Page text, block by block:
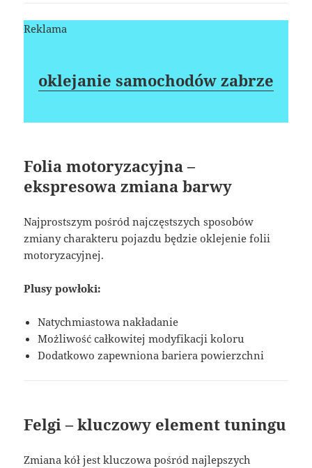
Reklama
oklejanie samochodów zabrze
Folia motoryzacyjna –
ekspresowa zmiana barwy
Najprostszym pośród najczęstszych sposobów
zmiany charakteru pojazdu będzie oklejenie folii
motoryzacyjnej.
Plusy powłoki:
Natychmiastowa nakładanie
Możliwość całkowitej modyfikacji koloru
Dodatkowo zapewniona bariera powierzchni
Felgi – kluczowy element tuningu
Zmiana kół jest kluczowa pośród najlepszych